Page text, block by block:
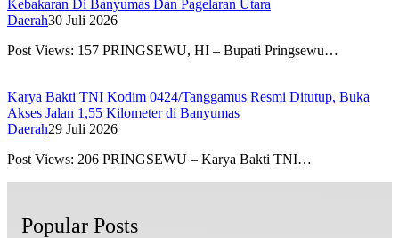
Kebakaran Di Banyumas Dan Pagelaran Utara
Daerah30 Juli 2026
Post Views: 157 PRINGSEWU, HI – Bupati Pringsewu…
Karya Bakti TNI Kodim 0424/Tanggamus Resmi Ditutup, Buka
Akses Jalan 1,55 Kilometer di Banyumas
Daerah29 Juli 2026
Post Views: 206 PRINGSEWU – Karya Bakti TNI…
Popular Posts